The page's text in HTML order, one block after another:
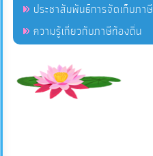
ประชาสัมพันธ์การจัดเก็บภาษี
ความรู้เกี่ยวกับภาษีท้องถิ่น